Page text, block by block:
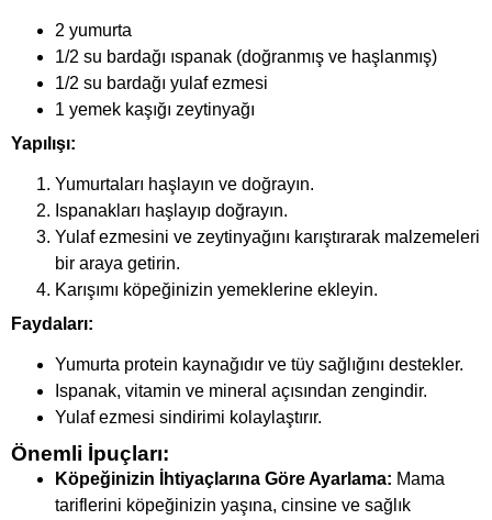
2 yumurta
1/2 su bardağı ıspanak (doğranmış ve haşlanmış)
1/2 su bardağı yulaf ezmesi
1 yemek kaşığı zeytinyağı
Yapılışı:
Yumurtaları haşlayın ve doğrayın.
Ispanakları haşlayıp doğrayın.
Yulaf ezmesini ve zeytinyağını karıştırarak malzemeleri
bir araya getirin.
Karışımı köpeğinizin yemeklerine ekleyin.
Faydaları:
Yumurta protein kaynağıdır ve tüy sağlığını destekler.
Ispanak, vitamin ve mineral açısından zengindir.
Yulaf ezmesi sindirimi kolaylaştırır.
Önemli İpuçları:
Köpeğinizin İhtiyaçlarına Göre Ayarlama: Mama
tariflerini köpeğinizin yaşına, cinsine ve sağlık